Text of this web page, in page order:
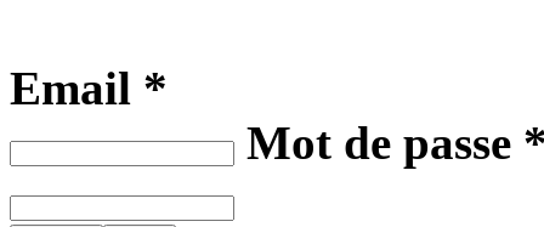
Email *
Mot de passe